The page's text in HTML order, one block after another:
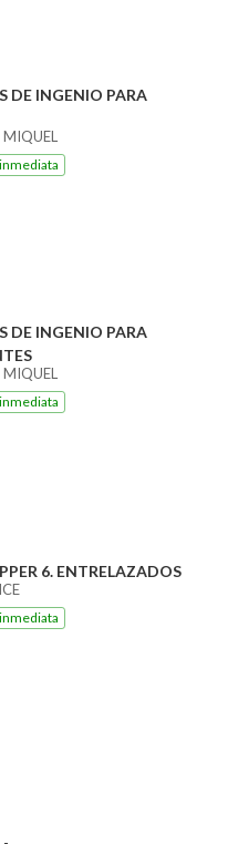
DE INGENIO PARA
DE INGENIO PARA
6. ENTRELAZADOS